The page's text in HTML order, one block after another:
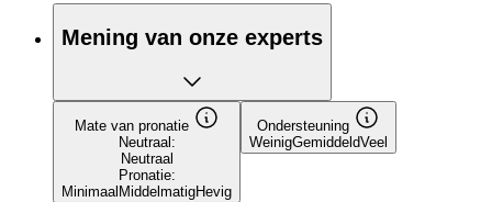
Mening van onze experts
Mate van pronatie
Neutraal:
Neutraal
Pronatie:
Minimaal MiddelmatigHevig
Ondersteuning
WeinigGemiddeldVeel